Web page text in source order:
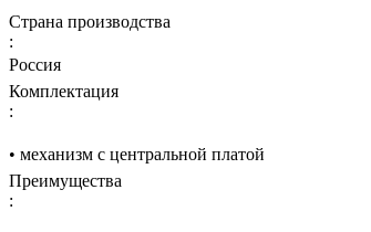
Страна производства
:
Россия
Комплектация
:
• механизм с центральной платой
Преимущества
: